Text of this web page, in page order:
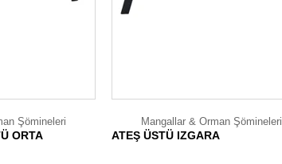
Şömineleri
ORTA
Mangallar & Orman Şömineleri
ATEŞ ÜSTÜ IZGARA